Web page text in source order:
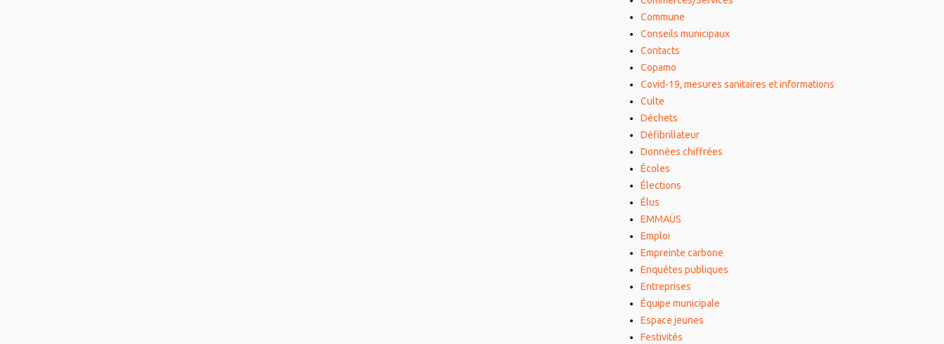
Commune
Conseils municipaux
Contacts
Copamo
Covid-19, mesures sanitaires et informations
Culte
Déchets
Défibrillateur
Données chiffrées
Écoles
Élections
Élus
EMMAÜS
Emploi
Empreinte carbone
Enquêtes publiques
Entreprises
Équipe municipale
Espace jeunes
Festivités